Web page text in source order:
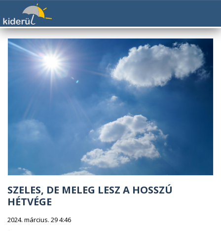
SZELES, DE MELEG LESZ A HOSSZÚ
HÉTVÉGE
2024. március. 29 4:46